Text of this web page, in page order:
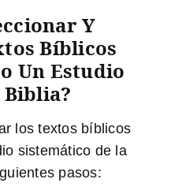
Y
Bíblicos
Un Estudio
los textos bíblicos
sistemático de la
pasos: